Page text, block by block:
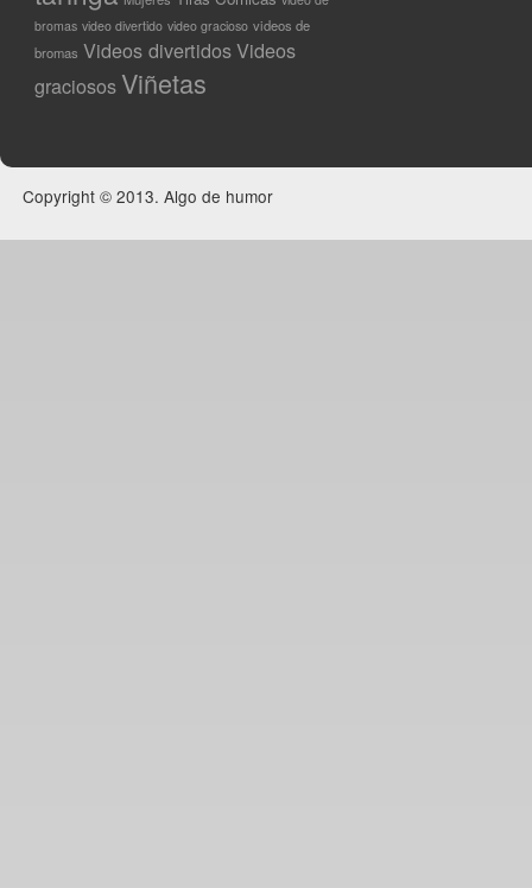
bromas video divertido video gracioso videos de
bromas Videos divertidosVideos
graciosos Viñetas
Copyright © 2013. Algo de humor